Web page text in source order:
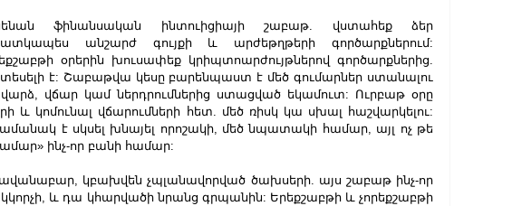
ֆինանսական ինտուիցիայի շաբաթ. վստահեք ձեր
անշարժ գույքի և արժեթղթերի գործարքներում:
օրերին խուսափեք կրիպտոարժույթներով գործարքներից.
է: Շաբաթվա կեսը բարենպաստ է մեծ գումարներ ստանալու
վճար կամ ներդրումներից ստացված եկամուտ: Ուրբաթ օրը
և կոմունալ վճարումների հետ. մեծ ռիսկ կա սխալ հաշվարկելու:
է սկսել խնայել որոշակի, մեծ նպատակի համար, այլ ոչ թե
ինչ-որ բանի համար:
կբախվեն չպլանավորված ծախսերի. այս շաբաթ ինչ-որ
և դա կհարվածի նրանց գրպանին: Երեքշաբթի և չորեքշաբթի